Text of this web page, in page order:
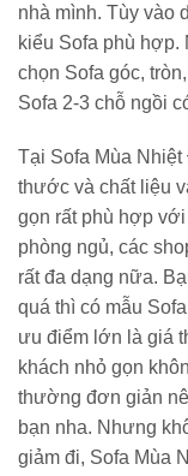
nhà mình. Tùy vào
kiểu Sofa phù hợp.
chọn Sofa góc,
Sofa 2-3 chỗ ngồi
Tại Sofa Mùa
thước và chất liệu
gọn rất phù hợp
phòng ngủ, các
rất đa dạng nữa.
quá thì có mẫu
ưu điểm lớn là giá
khách nhỏ gọn
thường đơn giản
bạn nha. Nhưng
giảm đi, Sofa Mùa